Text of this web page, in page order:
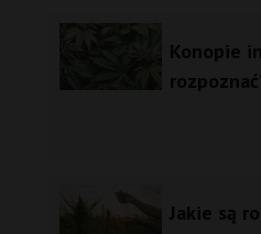
Konopie
Jakie są